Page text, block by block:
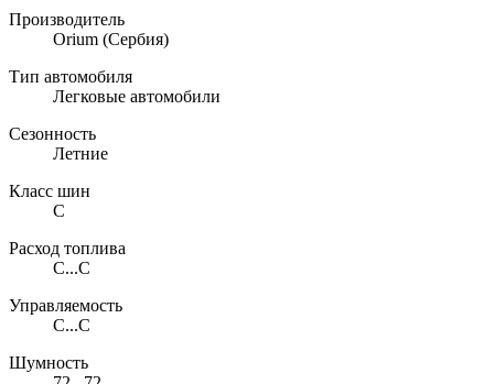
Производитель
Orium (Сербия)
Тип автомобиля
Легковые автомобили
Сезонность
Летние
Класс шин
C
Расход топлива
C...C
Управляемость
C...C
Шумность